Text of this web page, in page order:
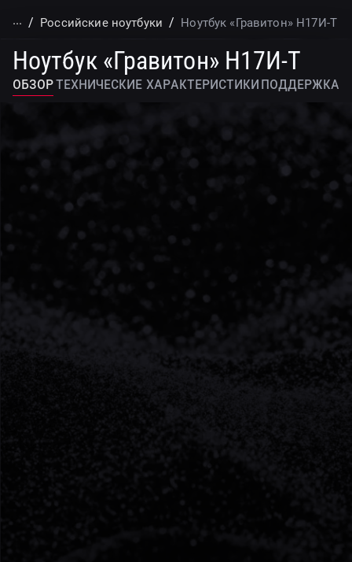
... Российские ноутбуки Ноутбук «Гравитон» Н17И-Т
Ноутбук «Гравитон» Н17И-Т
обзорТехнические характеристикиподдержка